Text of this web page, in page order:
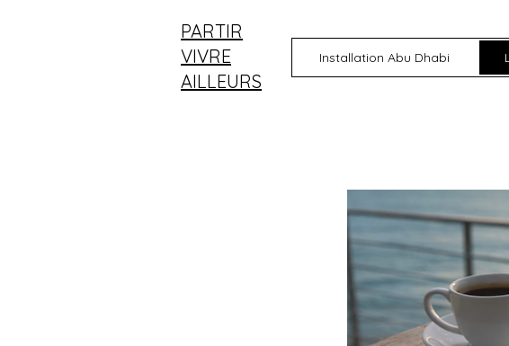
PARTIR
VIVRE
AILLEURS
Installation Abu Dhabi